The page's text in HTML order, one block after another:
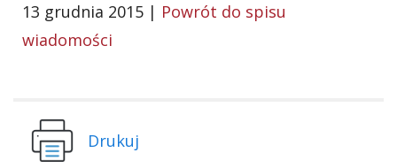
13 grudnia 2015 | Powrót do spisu
wiadomości
Drukuj